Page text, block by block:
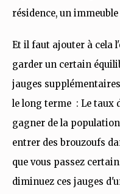
résidence, un
Et il faut ajouter à cela
garder un certain
jauges
le long terme : Le taux
gagner de la
entrer des brouzoufs
que vous passez
diminuez ces jauges